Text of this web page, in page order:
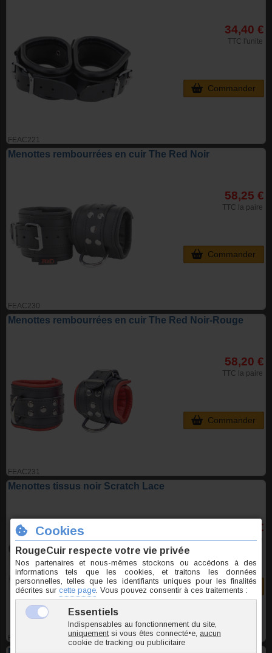
FEAC221
34,40 €
TTC l'unite
Commander
Menottes rembourrées en cuir The Red Noir
FEAC230
58,25 €
TTC la paire
Commander
Menottes rembourrées en cuir The Red Noir-Rouge
FEAC231
58,20 €
TTC la paire
Commander
Menottes tissus noir Scratch Lace
FEAD001
18,75 €
TTC la paire
Commander